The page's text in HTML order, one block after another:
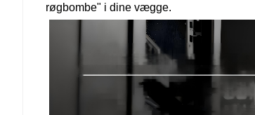
røgbombe" i dine vægge.